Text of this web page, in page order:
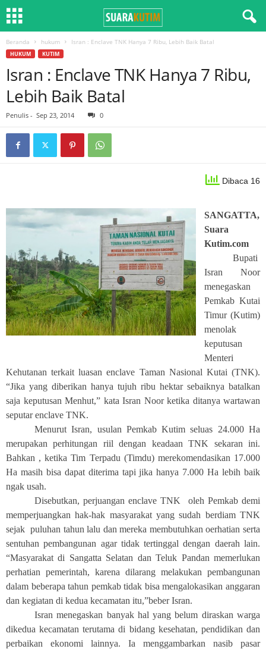
Beranda hukum Isran : Enclave TNK Hanya 7 Ribu, Lebih Baik Batal
HUKUM KUTIM
Isran : Enclave TNK Hanya 7 Ribu,
Lebih Baik Batal
Penulis - Sep 23, 2014 0
Dibaca 16
SANGATTA,
Suara
Kutim.com
Bupati
Isran Noor
menegaskan
Pemkab Kutai
Timur (Kutim)
menolak
keputusan
Menteri
Kehutanan terkait luasan enclave Taman Nasional Kutai (TNK).
“Jika yang diberikan hanya tujuh ribu hektar sebaiknya batalkan
saja keputusan Menhut,” kata Isran Noor ketika ditanya wartawan
seputar enclave TNK.
Menurut Isran, usulan Pemkab Kutim seluas 24.000 Ha
merupakan perhitungan riil dengan keadaan TNK sekaran ini.
Bahkan , ketika Tim Terpadu (Timdu) merekomendasikan 17.000
Ha masih bisa dapat diterima tapi jika hanya 7.000 Ha lebih baik
ngak usah.
Disebutkan, perjuangan enclave TNK oleh Pemkab demi
memperjuangkan hak-hak masyarakat yang sudah berdiam TNK
sejak puluhan tahun lalu dan mereka membutuhkan oerhatian serta
sentuhan pembangunan agar tidak tertinggal dengan daerah lain.
“Masyarakat di Sangatta Selatan dan Teluk Pandan memerlukan
perhatian pemerintah, karena dilarang melakukan pembangunan
dalam beberapa tahun pemkab tidak bisa mengalokasikan anggaran
dan kegiatan di kedua kecamatan itu,”beber Isran.
Isran menegaskan banyak hal yang belum diraskan warga
dikedua kecamatan terutama di bidang kesehatan, pendidikan dan
perbaikan ekonomi lainnya. Ia menggambarkan nasib pasar